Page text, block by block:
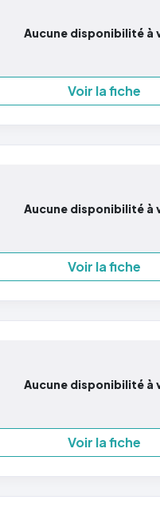
Aucune disponibilité à
Voir la fiche
Aucune disponibilité à
Voir la fiche
Aucune disponibilité à
Voir la fiche